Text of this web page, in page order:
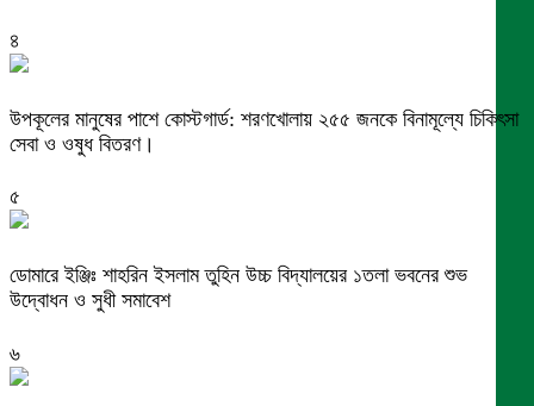
৪
উপকূলের মানুষের পাশে কোস্টগার্ড: শরণখোলায় ২৫৫ জনকে বিনামূল্যে চিকিৎসা
সেবা ও ওষুধ বিতরণ।
৫
ডোমারে ইঞ্জিঃ শাহরিন ইসলাম তুহিন উচ্চ বিদ্যালয়ের ১তলা ভবনের শুভ
উদ্বোধন ও সুধী সমাবেশ
৬